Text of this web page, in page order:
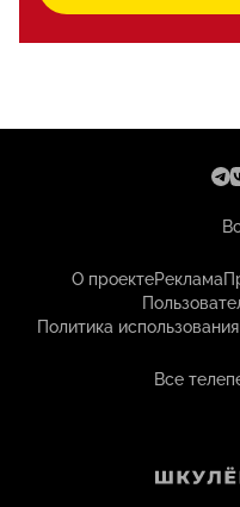
О проектеРеклама
Политика
Все